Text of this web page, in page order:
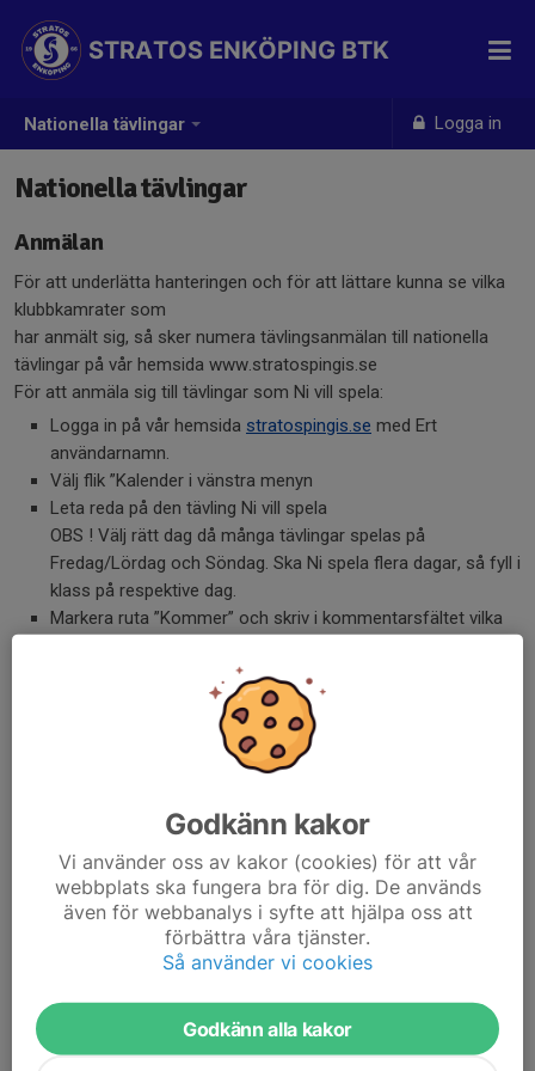
Nationella tävlingar Logga in
STRATOS ENKÖPING BTK
Nationella tävlingar
Anmälan
För att underlätta hanteringen och för att lättare kunna se vilka
klubbkamrater som
har anmält sig, så sker numera tävlingsanmälan till nationella
tävlingar på vår hemsida www.stratospingis.se
För att anmäla sig till tävlingar som Ni vill spela:
Logga in på vår hemsida stratospingis.se med Ert
användarnamn.
Välj flik ”Kalender i vänstra menyn
Leta reda på den tävling Ni vill spela
OBS ! Välj rätt dag då många tävlingar spelas på
Fredag/Lördag och Söndag. Ska Ni spela flera dagar, så fyll i
klass på respektive dag.
Markera ruta ”Kommer” och skriv i kommentarsfältet vilka
Stratos skickar sedan in en gemensam anmälan till respektive
meddela klubben, så lägger vi upp tävlingen.
Anmälan till Ungdomstouren, Sweden Tour, Stratospoolen och
MiniStratospoolen hanteras separat och ska inte anmälas via
"Kalender" funktionen.
Tävlingsprogram 2023/2024
SBTFs tävlingsprogram
Godkänn kakor
Vi använder oss av kakor (cookies) för att vår
webbplats ska fungera bra för dig. De används
även för webbanalys i syfte att hjälpa oss att
förbättra våra tjänster.
Så använder vi cookies
Godkänn alla kakor